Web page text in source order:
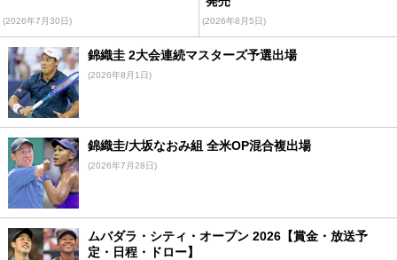
(2026年7月30日) (2026年8月5日)
錦織圭 2大会連続マスターズ予選出場
(2026年8月1日)
錦織圭/大坂なおみ組 全米OP混合複出場
(2026年7月28日)
ムバダラ・シティ・オープン 2026【賞金・放送予
定・日程・ドロー】